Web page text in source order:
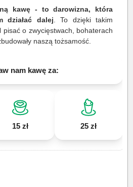
kawę - to darowizna, która
działać dalej . To dzięki takim
o zwycięstwach, bohaterach
naszą tożsamość.
nam kawę za:
15 zł 25 zł